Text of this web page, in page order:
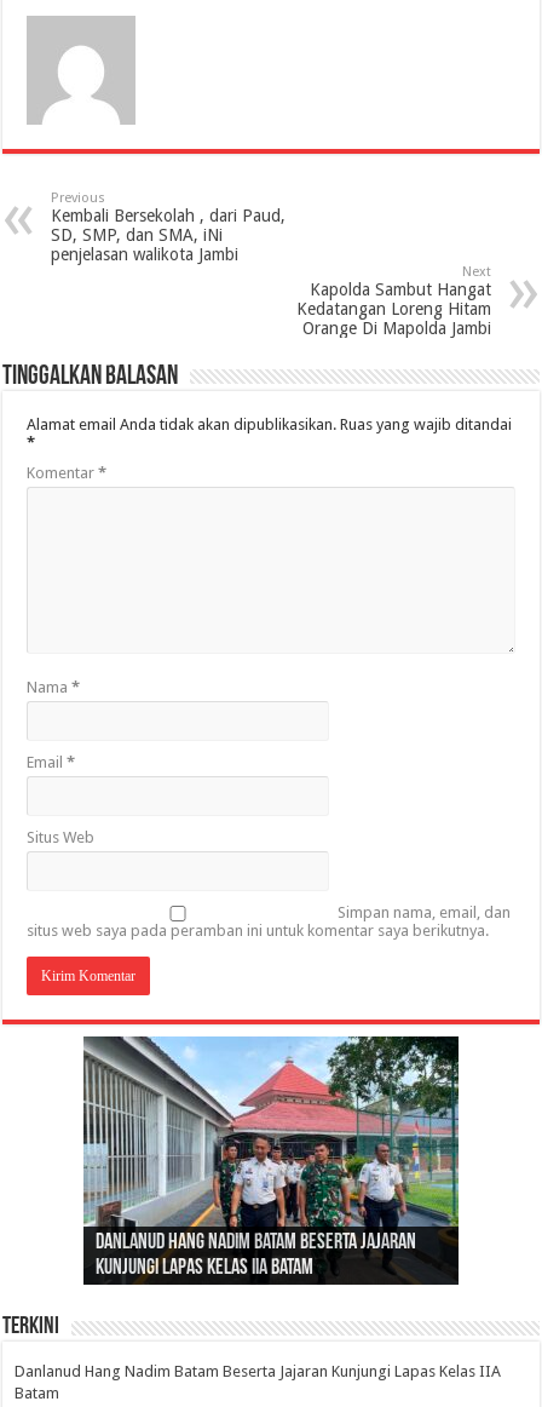
Previous
Kembali Bersekolah , dari Paud,
SD, SMP, dan SMA, iNi
penjelasan walikota Jambi
Next
Kapolda Sambut Hangat
Kedatangan Loreng Hitam
Orange Di Mapolda Jambi
Tinggalkan Balasan
Alamat email Anda tidak akan dipublikasikan. Ruas yang wajib ditandai
*
Komentar*
Nama*
Email*
Situs Web
Simpan nama, email, dan
situs web saya pada peramban ini untuk komentar saya berikutnya.
Danlanud Hang Nadim Batam Beserta Jajaran
Kunjungi Lapas Kelas IIA Batam
Silaturahmi dan Reses Komite I DPD RI di Polda
Jambi Bahas Sinergitas Penanganan Narkotika
Gubernur Al Haris: Lomba Cerdas Cermat Sarana
Edukasi Pembentukan Karakter Generasi
Penerus
Gubernur Al Haris Dorong Koperasi Merah Putih
Cepat Beroperasi Agar Bisa Layani Masyarakat
Penuhi Kebutuhannya
Sosok Fenomenal yang Menggetarkan
Nusantara: Ratu Wangsa, Wanita Berkelas
dengan Pengaruh Internasional
Terkini
Danlanud Hang Nadim Batam Beserta Jajaran Kunjungi Lapas Kelas IIA
Batam